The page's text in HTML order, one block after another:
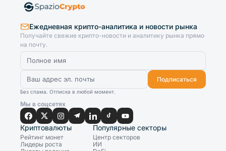
Ежедневная крипто-аналитика и новости рынка
Получайте свежие крипто-новости и аналитику рынка прямо
на почту.
Подписаться
Без спама. Отписка в любой момент.
Мы в соцсетях
Криптовалюты
Рейтинг монет
Лидеры роста
Популярные секторы
Центр секторов
ИИ